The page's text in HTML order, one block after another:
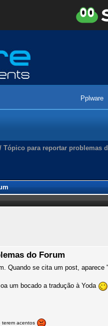
Pplware
/ Tópico para reportar problemas
do Forum
Quando se cita um post, aparece
um bocado a tradução à Yoda
terem acentos